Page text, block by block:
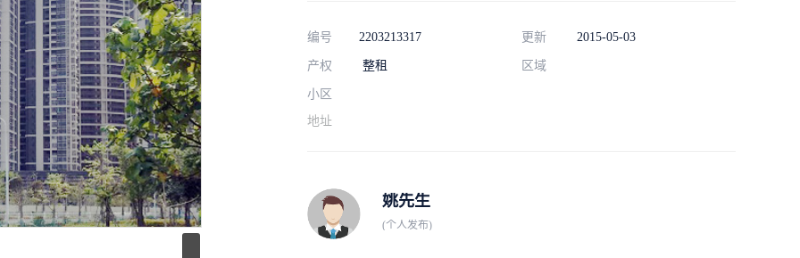
编号 2203213317 更新 2015-05-03
产权 整租 区域
小区
地址
姚先生
(个人发布)